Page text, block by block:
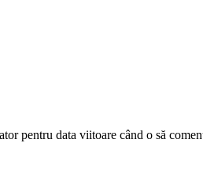
pentru data viitoare când o să